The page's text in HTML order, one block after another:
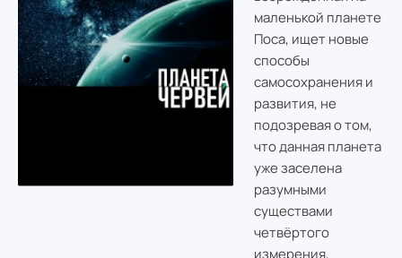
маленькой планете
Поса, ищет новые
способы
самосохранения и
развития, не
подозревая о том,
что данная планета
уже заселена
разумными
существами
четвёртого
измерения,